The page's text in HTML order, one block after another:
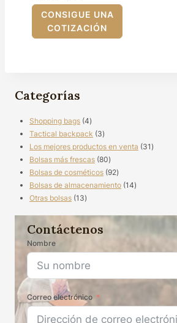
CONSIGUE UNA
COTIZACIÓN
Categorías
Shopping bags 44
productos
Tactical backpack 33
productos
Los mejores productos en venta 31 31
Bolsas más frescas 8080
productos
Bolsas de cosméticos 9292
productos
Bolsas de almacenamiento 1414
Otras bolsas 1313
Contáctenos
Nombre
Correo electrónico